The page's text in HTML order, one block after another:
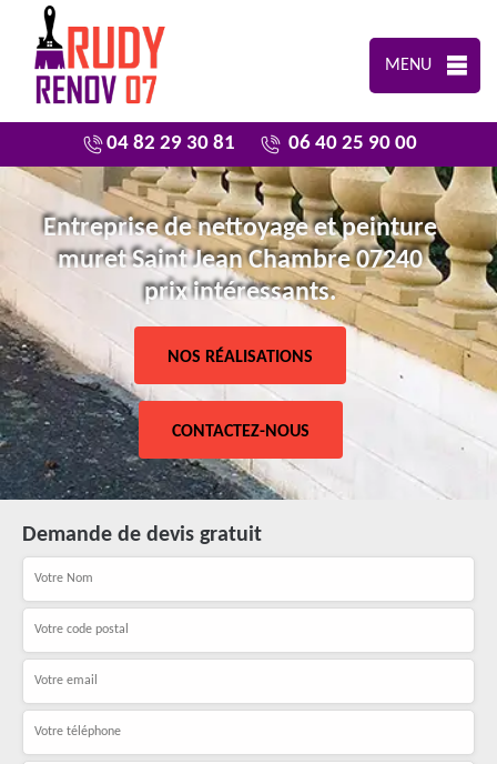
MENU
04 82 29 30 81 06 40 25 90 00
Entreprise de nettoyage et peinture
muret Saint Jean Chambre 07240
prix intéressants.
NOS RÉALISATIONS
CONTACTEZ-NOUS
Demande de devis gratuit